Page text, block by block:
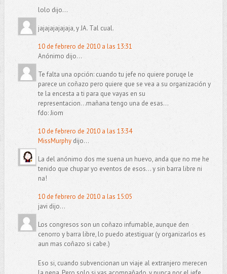
lolo dijo...
jajajajajajaja, y JA. Tal cual.
10 de febrero de 2010 a las 13:31
Anónimo dijo...
Te falta una opción: cuando tu jefe no quiere poruqe le
parece un coñazo pero quiere que se vea a su organización y
te la encesta a ti para que vayas en su
representacion...mañana tengo una de esas...
fdo: Jiom
10 de febrero de 2010 a las 13:34
MissMurphydijo...
La del anónimo dos me suena un huevo, anda que no me he
tenido que chupar yo eventos de esos... y sin barra libre ni
na!
10 de febrero de 2010 a las 15:05
javi dijo...
Los congresos son un coñazo infumable, aunque den
cenorro y barra libre, lo puedo atestiguar (y organizarlos es
aun mas coñazo si cabe.)
Eso si, cuando subvencionan un viaje al extranjero merecen